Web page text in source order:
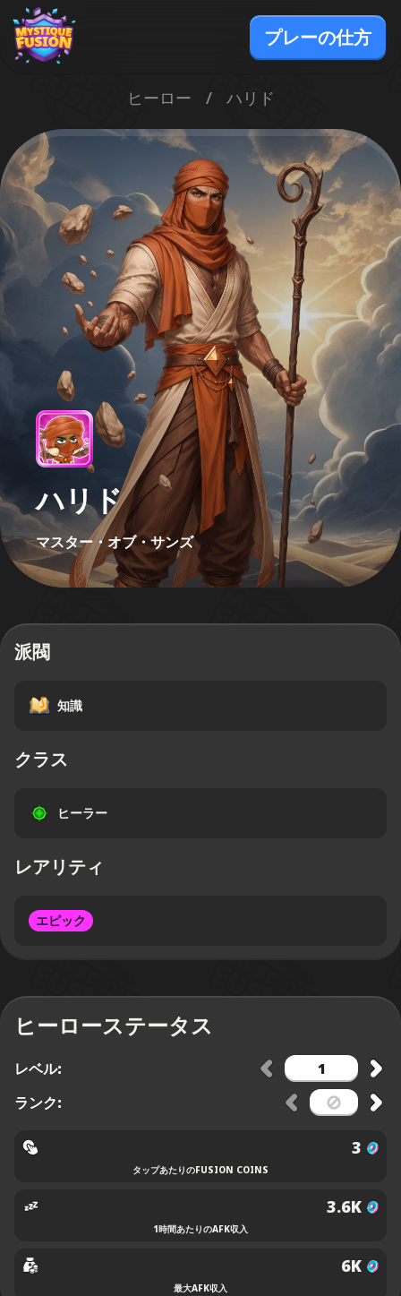
プレーの仕方
ヒーロー / ハリド
ハリド
マスター・オブ・サンズ
派閥
知識
クラス
ヒーラー
レアリティ
エピック
ヒーローステータス
レベル:
ランク:
3
タップあたりのFUSION COINS
3.6K
1時間あたりのAFK収入
6K
最大AFK収入